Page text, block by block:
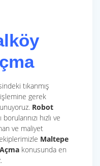
tıkanmış
işlemine gerek
Robot
hızlı ve
ve maliyet
Maltepe
konusunda en